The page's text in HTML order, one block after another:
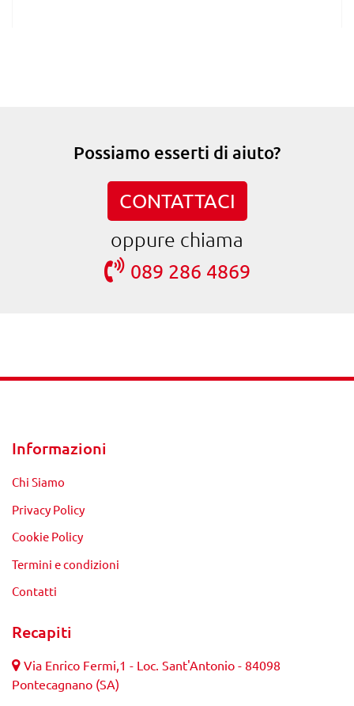
Possiamo esserti di aiuto?
CONTATTACI
oppure chiama
089 286 4869
Informazioni
Chi Siamo
Privacy Policy
Cookie Policy
Termini e condizioni
Contatti
Recapiti
Via Enrico Fermi,1 - Loc. Sant'Antonio - 84098
Pontecagnano (SA)